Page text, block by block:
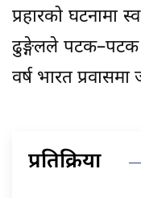
प्रहारको घटनामा
ढुङ्गेलले
वर्ष भारत
प्रतिक्रिया